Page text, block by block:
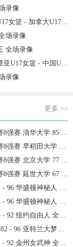
录像
- 加拿大U17女篮 录像
场录像
全场录像
篮 - 中国U17女篮 录像
录像
更多 >>
85 - 81 菲律宾大学 集锦
学 78 - 71 高丽大学 集锦
- 79 上海交通大学 集锦
67 - 72 政治大学 集锦
顿神秘人 全场集锦
顿神秘人 全场集锦
约自由人 全场集锦
特兰大梦想 全场集锦
州女武神 全场集锦